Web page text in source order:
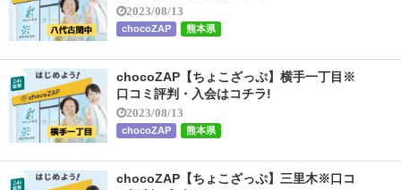
2023/08/13
chocoZAP 熊本県
chocoZAP【ちょこざっぷ】横手一丁目※
口コミ評判・入会はコチラ!
2023/08/13
chocoZAP 熊本県
chocoZAP【ちょこざっぷ】三里木※口コ